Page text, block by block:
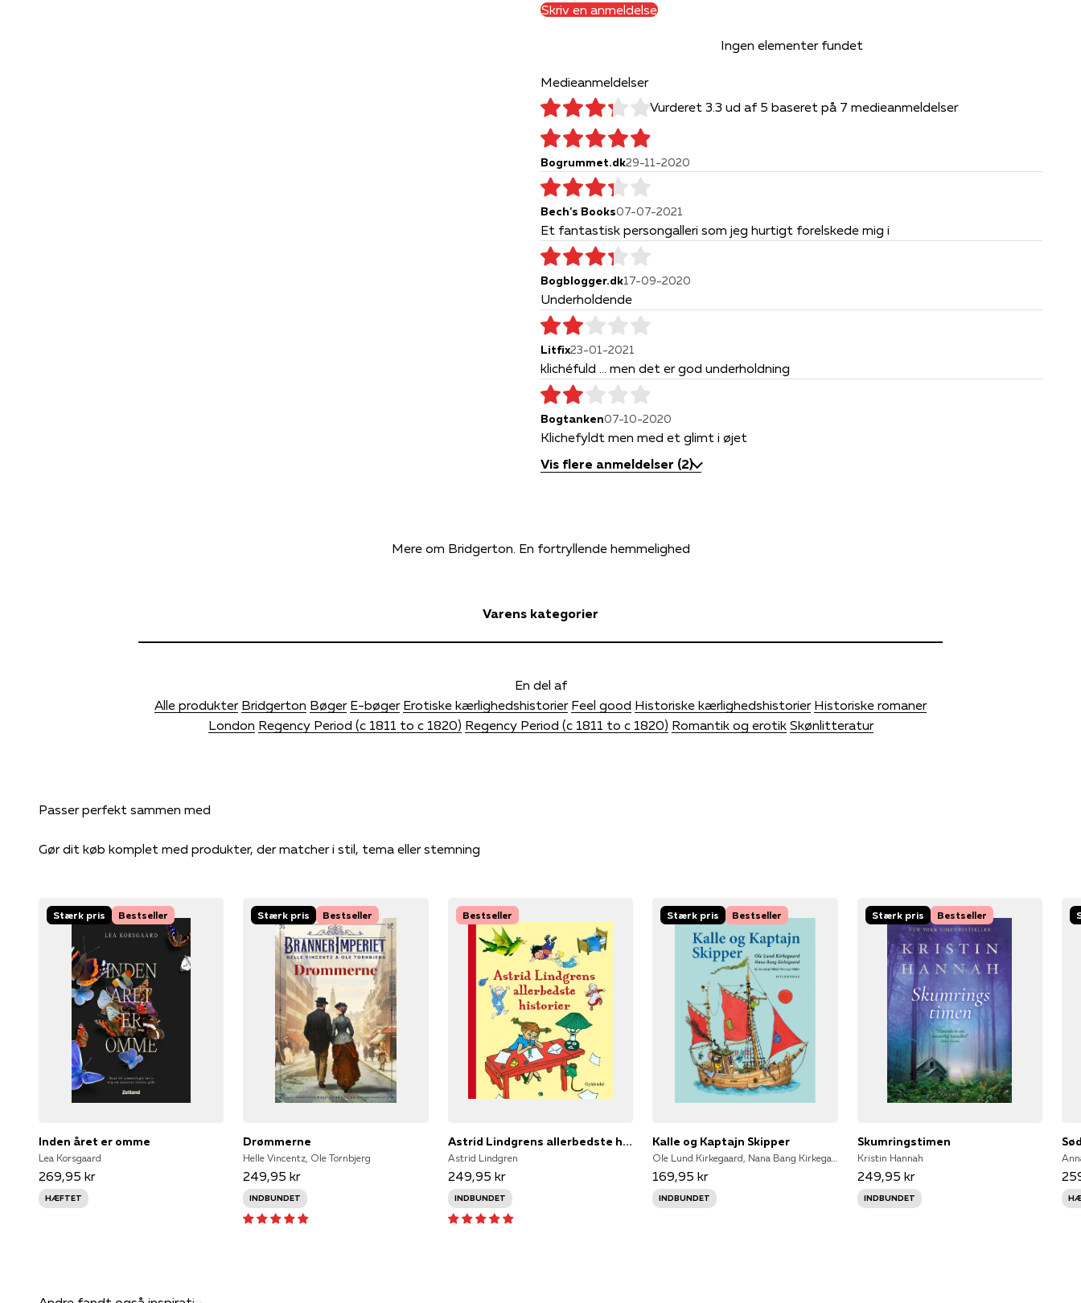
Skriv en anmeldelse
Ingen elementer fundet
Medieanmeldelser
Vurderet 3.3 ud af 5 baseret på 7 medieanmeldelser
Bogrummet.dk29-11-2020
Bech's Books07-07-2021
Et fantastisk persongalleri som jeg hurtigt forelskede mig i
Bogblogger.dk17-09-2020
Underholdende
Litfix23-01-2021
klichéfuld ... men det er god underholdning
Bogtanken07-10-2020
Klichefyldt men med et glimt i øjet
Vis flere anmeldelser (2)
Mere om Bridgerton. En fortryllende hemmelighed
Varens kategorier
En del af
Alle produkter Bridgerton Bøger E-bøger Erotiske kærlighedshistorier Feel good Historiske kærlighedshistorier Historiske romaner
London Regency Period (c 1811 to c 1820) Regency Period (c 1811 to c 1820) Romantik og erotik Skønlitteratur
Gør dit køb komplet med produkter, der matcher i stil, tema eller stemning
Stærk pris Bestseller
Inden året er omme
Lea Korsgaard
269,95 kr
HÆFTET
Stærk pris Bestseller
Drømmerne
Helle Vincentz, Ole Tornbjerg
249,95 kr
INDBUNDET
Bestseller
Astrid Lindgrens allerbedste historier
Astrid Lindgren
249,95 kr
INDBUNDET
Stærk pris Bestseller
Kalle og Kaptajn Skipper
169,95 kr
INDBUNDET
Stærk pris Bestseller
Skumringstimen
Kristin Hannah
249,95 kr
INDBUNDET